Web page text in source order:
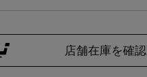
店舗在庫を確認